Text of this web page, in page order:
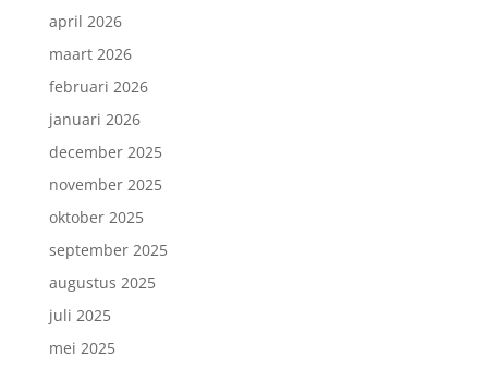
april 2026
maart 2026
februari 2026
januari 2026
december 2025
november 2025
oktober 2025
september 2025
augustus 2025
juli 2025
mei 2025